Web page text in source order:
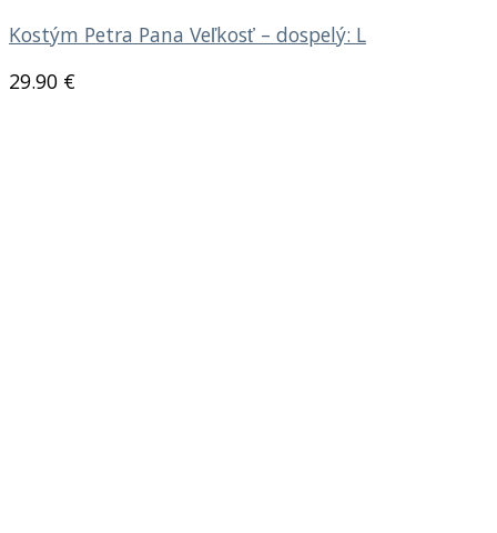
Kostým Petra Pana Veľkosť – dospelý: L
29.90 €